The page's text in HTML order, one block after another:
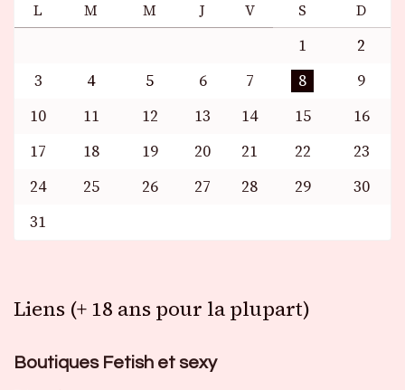
L M M J V S D
1
2
3
4 5 6 7 8
9
10
11 12 13 14 15
16
17
18 19 20 21 22
23
24
25 26 27 28 29
30
31
Liens (+ 18 ans pour la plupart)
Boutiques Fetish et sexy